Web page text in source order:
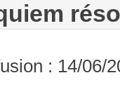
: 14/06/